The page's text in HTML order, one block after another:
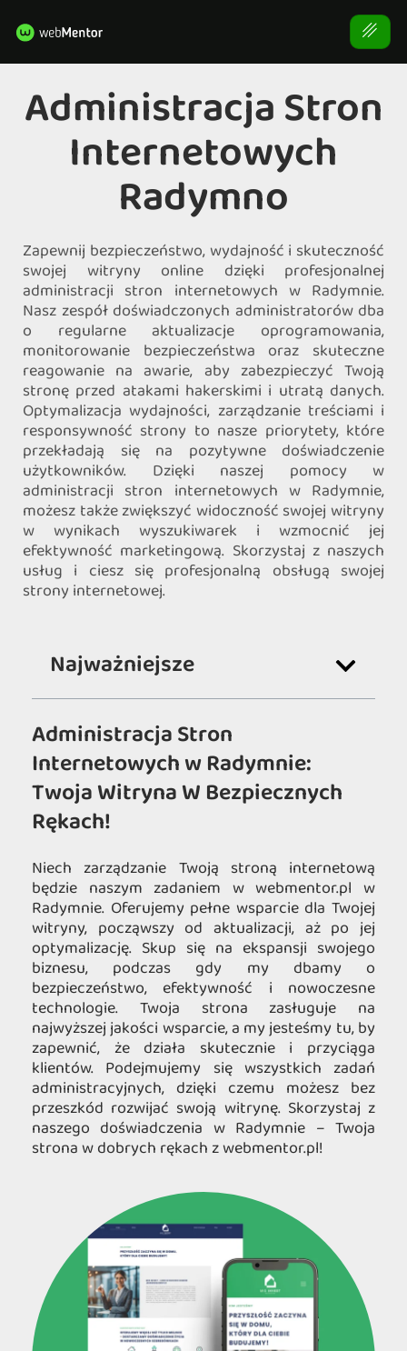
Administracja Stron
Internetowych
Radymno
Zapewnij bezpieczeństwo, wydajność i skuteczność
swojej witryny online dzięki profesjonalnej
administracji stron internetowych w Radymnie.
Nasz zespół doświadczonych administratorów dba
o regularne aktualizacje oprogramowania,
monitorowanie bezpieczeństwa oraz skuteczne
reagowanie na awarie, aby zabezpieczyć Twoją
stronę przed atakami hakerskimi i utratą danych.
Optymalizacja wydajności, zarządzanie treściami i
responsywność strony to nasze priorytety, które
przekładają się na pozytywne doświadczenie
użytkowników. Dzięki naszej pomocy w
administracji stron internetowych w Radymnie,
możesz także zwiększyć widoczność swojej witryny
w wynikach wyszukiwarek i wzmocnić jej
efektywność marketingową. Skorzystaj z naszych
usług i ciesz się profesjonalną obsługą swojej
strony internetowej.
Najważniejsze
Administracja Stron
Internetowych w Radymnie:
Twoja Witryna W Bezpiecznych
Rękach!
Niech zarządzanie Twoją stroną internetową
będzie naszym zadaniem w webmentor.pl w
Radymnie. Oferujemy pełne wsparcie dla Twojej
witryny, począwszy od aktualizacji, aż po jej
optymalizację. Skup się na ekspansji swojego
biznesu, podczas gdy my dbamy o
bezpieczeństwo, efektywność i nowoczesne
technologie. Twoja strona zasługuje na
najwyższej jakości wsparcie, a my jesteśmy tu, by
zapewnić, że działa skutecznie i przyciąga
klientów. Podejmujemy się wszystkich zadań
administracyjnych, dzięki czemu możesz bez
przeszkód rozwijać swoją witrynę. Skorzystaj z
naszego doświadczenia w Radymnie – Twoja
strona w dobrych rękach z webmentor.pl!